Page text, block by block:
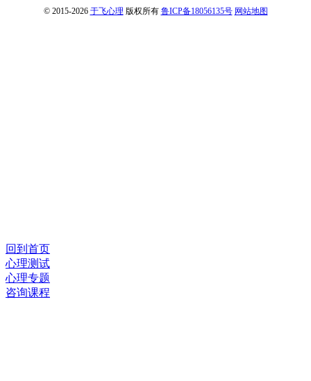
© 2015-2026 于飞心理 版权所有 鲁ICP备18056135号 网站地图
回到首页
心理测试
心理专题
咨询课程